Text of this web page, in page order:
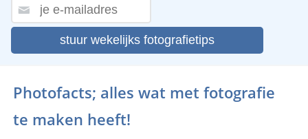
stuur wekelijks fotografietips
Photofacts; alles wat met fotografie
te maken heeft!